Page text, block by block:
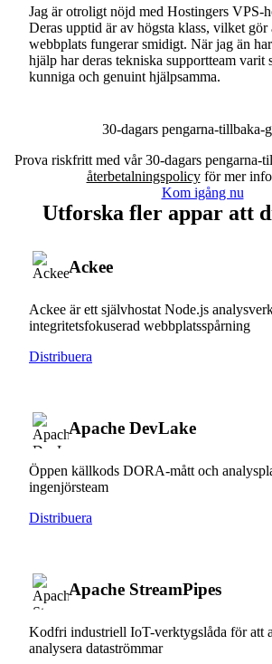
Jag är otroligt nöjd med Hostingers VPS-
Deras upptid är av högsta klass, vilket gör
webbplats fungerar smidigt. När jag än
hjälp har deras tekniska supportteam varit
kunniga och genuint hjälpsamma.
30-dagars pengarna-tillbaka-
Prova riskfritt med vår 30-dagars pengarna-
återbetalningspolicyför mer
Kom igång nu
Utforska fler appar att
Ackee
Ackee är ett självhostat Node.js
integritetsfokuserad webbplatsspårning
Distribuera
Apache DevLake
Öppen källkods DORA-mått och
ingenjörsteam
Distribuera
Apache StreamPipes
Kodfri industriell IoT-verktygslåda för att
analysera dataströmmar